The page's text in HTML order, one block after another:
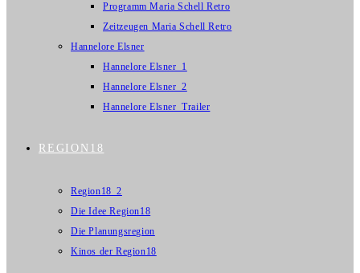
Programm Maria Schell Retro
Zeitzeugen Maria Schell Retro
Hannelore Elsner
Hannelore Elsner_1
Hannelore Elsner_2
Hannelore Elsner_Trailer
REGION18
Region18_2
Die Idee Region18
Die Planungsregion
Kinos der Region18